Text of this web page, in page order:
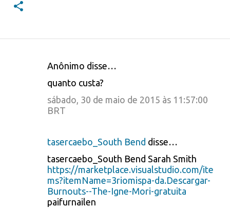
Anônimo disse…
quanto custa?
sábado, 30 de maio de 2015 às 11:57:00
BRT
tasercaebo_South Bend disse…
tasercaebo_South Bend Sarah Smith
https://marketplace.visualstudio.com/ite
ms?itemName=3riomispa-da.Descargar-
Burnouts--The-Igne-Mori-gratuita
paifurnailen